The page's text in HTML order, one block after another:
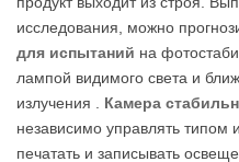
исследования, можно
для испытаний на
лампой видимого света и
излучения . Камера
независимо управлять типом
печатать и записывать